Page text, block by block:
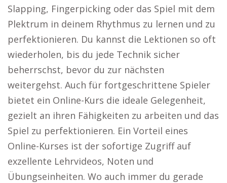
Slapping, Fingerpicking oder das Spiel mit dem
Plektrum in deinem Rhythmus zu lernen und zu
perfektionieren. Du kannst die Lektionen so oft
wiederholen, bis du jede Technik sicher
beherrschst, bevor du zur nächsten
weitergehst. Auch für fortgeschrittene Spieler
bietet ein Online-Kurs die ideale Gelegenheit,
gezielt an ihren Fähigkeiten zu arbeiten und das
Spiel zu perfektionieren. Ein Vorteil eines
Online-Kurses ist der sofortige Zugriff auf
exzellente Lehrvideos, Noten und
Übungseinheiten. Wo auch immer du gerade